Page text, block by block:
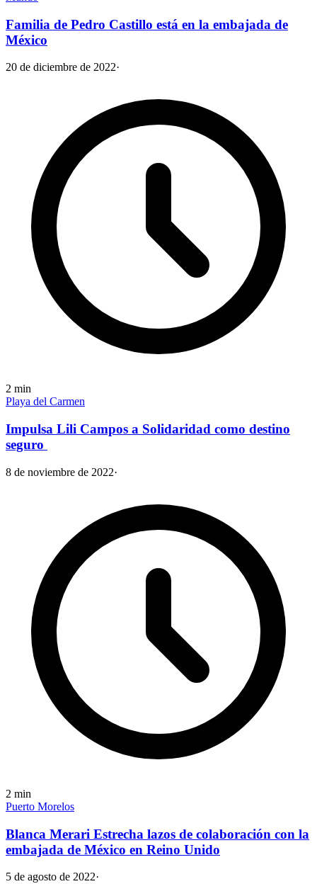
Familia de Pedro Castillo está en la embajada de
México
20 de diciembre de 2022·
2 min
Playa del Carmen
Impulsa Lili Campos a Solidaridad como destino
seguro
8 de noviembre de 2022·
2 min
Puerto Morelos
Blanca Merari Estrecha lazos de colaboración con la
embajada de México en Reino Unido
5 de agosto de 2022·